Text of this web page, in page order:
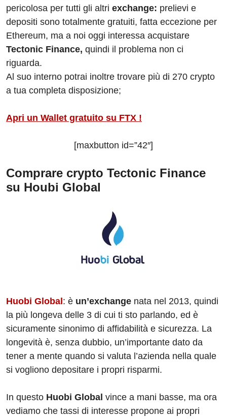
pericolosa per tutti gli altri exchange: prelievi e
depositi sono totalmente gratuiti, fatta eccezione per
Ethereum, ma a noi oggi interessa acquistare
Tectonic Finance, quindi il problema non ci
riguarda.
Al suo interno potrai inoltre trovare più di 270 crypto
a tua completa disposizione;
Apri un Wallet gratuito su FTX !
[maxbutton id=”42″]
Comprare crypto Tectonic Finance
su Houbi Global
Huobi Global: è un’exchange nata nel 2013, quindi
la più longeva delle 3 di cui ti sto parlando, ed è
sicuramente sinonimo di affidabilità e sicurezza. La
longevità è, senza dubbio, un’importante dato da
tener a mente quando si valuta l’azienda nella quale
si vogliono depositare i propri risparmi.
In questo Huobi Global vince a mani basse, ma ora
vediamo che tassi di interesse propone ai propri